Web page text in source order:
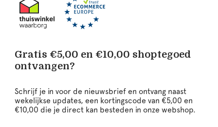
Gratis €5,00 en €10,00 shoptegoed
ontvangen?
Schrijf je in voor de nieuwsbrief en ontvang naast
wekelijkse updates, een kortingscode van €5,00 en
€10,00 die je direct kan besteden in onze webshop.